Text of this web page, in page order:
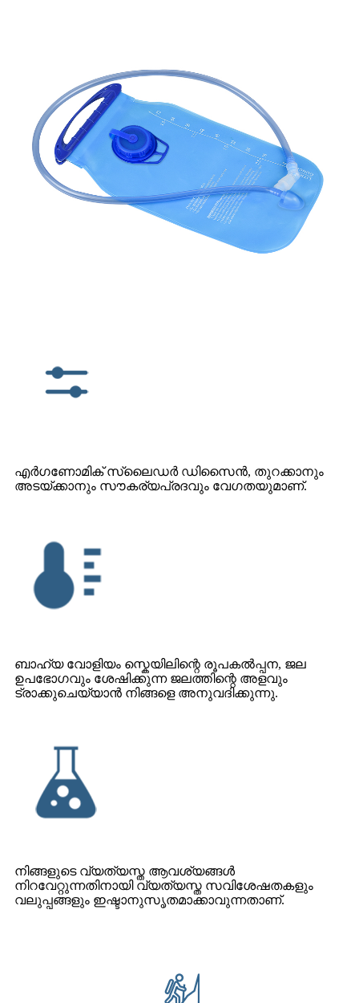
എർഗണോമിക് സ്ലൈഡർ ഡിസൈൻ, തുറക്കാനും
അടയ്ക്കാനും സൗകര്യപ്രദവും വേഗതയുമാണ്.
ബാഹ്യ വോളിയം സ്കെയിലിന്റെ രൂപകൽപ്പന, ജല
ഉപഭോഗവും ശേഷിക്കുന്ന ജലത്തിന്റെ അളവും
ട്രാക്കുചെയ്യാൻ നിങ്ങളെ അനുവദിക്കുന്നു.
നിങ്ങളുടെ വ്യത്യസ്ത ആവശ്യങ്ങൾ
നിറവേറ്റുന്നതിനായി വ്യത്യസ്ത സവിശേഷതകളും
വലുപ്പങ്ങളും ഇഷ്ടാനുസൃതമാക്കാവുന്നതാണ്.